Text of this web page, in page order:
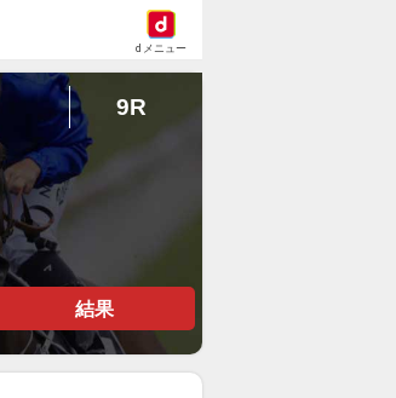
dメニュー
9R
結果